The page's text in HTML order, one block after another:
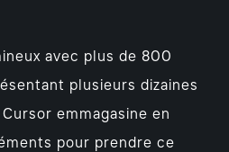
avec plus de 800
plusieurs dizaines
emmagasine en
pour prendre ce